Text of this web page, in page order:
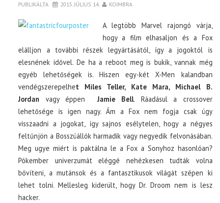
PUBLIKÁLTA 2015. JÚLIUS 14. KOIMBRA
A legtöbb Marvel rajongó várja,
hogy a film elhasaljon és a Fox
elálljon a további részek legyártásától, így a jogoktól is
elesnének idővel. De ha a reboot meg is bukik, vannak még
egyéb lehetőségek is. Hiszen egy-két X-Men kalandban
vendégszerepelhet Miles Teller, Kate Mara, Michael B.
Jordan vagy éppen Jamie Bell. Ráadásul a crossover
lehetősége is igen nagy. Ám a Fox nem fogja csak úgy
visszaadni a jogokat, így sajnos esélytelen, hogy a négyes
feltűnjön a Bosszúállók harmadik vagy negyedik felvonásában.
Meg ugye miért is paktálna le a Fox a Sonyhoz hasonlóan?
Pókember univerzumát eléggé nehézkesen tudták volna
bővíteni, a mutánsok és a fantasztikusok világát szépen ki
lehet tolni. Mellesleg kiderült, hogy Dr. Droom nem is lesz
hacker.